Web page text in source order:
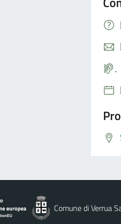
Comune di Verrua